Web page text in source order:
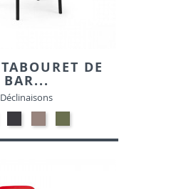
DE
BAR...
Déclinaisons
-
Anthracite
-
Taupe
-
Vert